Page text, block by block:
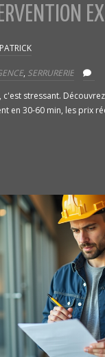
PATRICK
, SERRURERIE
c'est stressant.
en 30-60 min, les prix